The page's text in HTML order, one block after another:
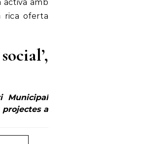
activa amb
rica oferta
Municipal
a